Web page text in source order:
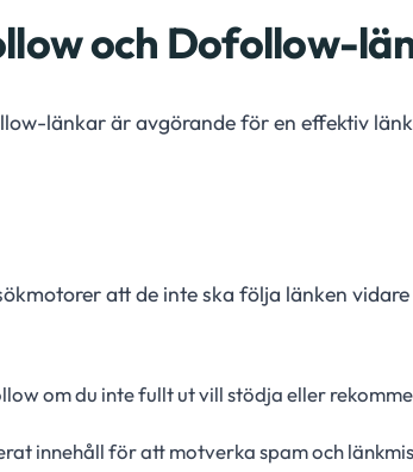
och Dofollow-
länkar är avgörande för en effektiv
att de inte ska följa länken
om du inte fullt ut vill stödja eller
innehåll för att motverka spam och